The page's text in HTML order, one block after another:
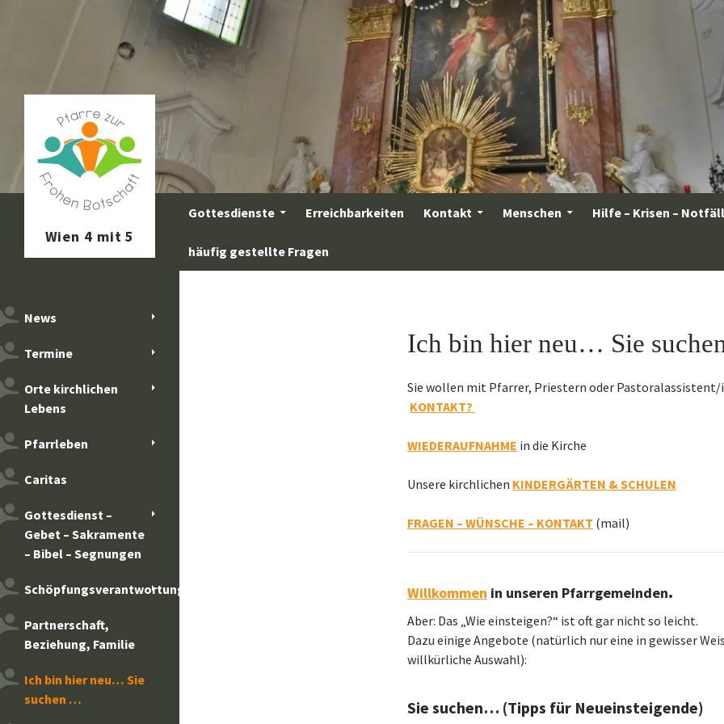
Gottesdienste Erreichbarkeiten Kontakt Menschen Hilfe – Krisen –
häufig gestellte Fragen
Ich bin hier neu… Sie
Sie wollen mit Pfarrer, Priestern oder Pastoralassistent/
KONTAKT?
WIEDERAUFNAHME in die Kirche
Unsere kirchlichen KINDERGÄRTEN & SCHULEN
FRAGEN – WÜNSCHE – KONTAKT (mail)
Willkommen in unseren Pfarrgemeinden.
Aber: Das „Wie einsteigen?“ ist oft gar nicht so leicht.
Dazu einige Angebote (natürlich nur eine in gewisser
willkürliche Auswahl):
Sie suchen… (Tipps für Neueinsteigende)
News
Termine
Orte kirchlichen
Lebens
Pfarrleben
Caritas
Gottesdienst –
Gebet – Sakramente
– Bibel – Segnungen
Schöpfungsverantwortung
Partnerschaft,
Beziehung, Familie
Ich bin hier neu… Sie
suchen …